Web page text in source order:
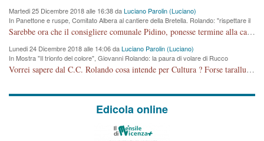
Martedi 25 Dicembre 2018 alle 16:38 daLuciano Parolin (Luciano)
In Panettone e ruspe, Comitato Albera al cantiere della Bretella. Rolando: "rispettare il
cronoprogramma"
Sarebbe ora che il consigliere comunale Pidino, ponesse termine alla campagna elettorale nel territorio del suo seggio Villaggio del Sole. La tiraca è iniziata, distruggerà 6 km di prateria ovest della città, ricca di fonti e sorgenti d'acqua. I cittadini di Maddalene non avranno più Pace la notte. Molta colpa per la costruzione di questa Strada è proprio del signor Rolando,dei suoi gazebo mobili e che vuol far passare questa opera VANDALICA come progetto "utile" a chi ? Non è cosa seria sig. Rolando!
Lunedi 24 Dicembre 2018 alle 14:06 daLuciano Parolin (Luciano)
In Mostra "Il trionfo del colore", Giovanni Rolando: la paura di volare di Rucco
Vorrei sapere dal C.C. Rolando cosa intende per Cultura ? Forse tarallucci, vino e sagre, o spaghetti tricolori del PD ? Il continuo (s)parlare della mostra a Palazzo Chiericati caro consigliere DANNEGGIA FORTEMENTE l'immagine della città TUTTA e fa deviare i consensi che in RUSSIA (badi bene ex U.R.S.S.) sono ECCELLENTI. A livello artistico l'evento è di alta Valenza culturale, COMPITO di Tutta la Cittadinanza fare il possibile per propagandare l'iniziativa senza farne UN CASO PARTITICO come fa Lei da sempre. Meno Gazebo + Partecipazione! E così sia. Amen.
Edicola online